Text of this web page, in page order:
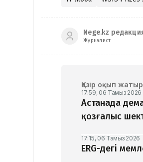
Nege.kz
Журналист
Қазір оқып жатыр
17:59, 06 Тамыз 2026
Астанада
қозғалыс
17:15, 06 Тамыз 2026
ERG-дегі